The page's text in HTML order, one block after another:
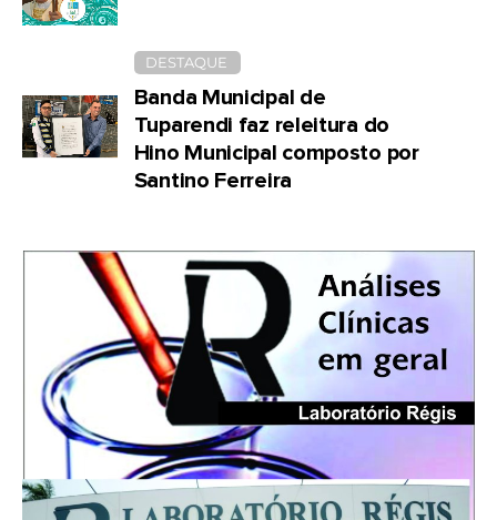
DESTAQUE
Banda Municipal de
Tuparendi faz releitura do
Hino Municipal composto por
Santino Ferreira